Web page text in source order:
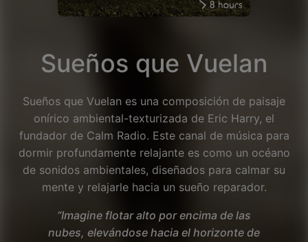
Sueños que Vuelan
Sueños que Vuelan es una composición de paisaje
onírico ambiental-texturizada de Eric Harry, el
fundador de Calm Radio. Este canal de música para
dormir profundamente relajante es como un océano
de sonidos ambientales, diseñados para calmar su
mente y relajarle hacia un sueño reparador.
“Imagine flotar alto por encima de las
nubes, elevándose hacia el horizonte de